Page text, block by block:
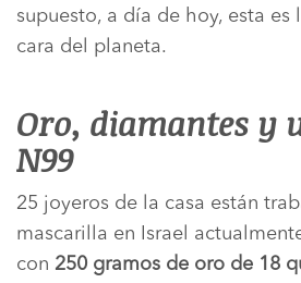
supuesto, a día de hoy, esta es
cara del planeta.
Oro, diamantes y
N99
25 joyeros de la casa están
mascarilla en Israel
con 250 gramos de oro de 18